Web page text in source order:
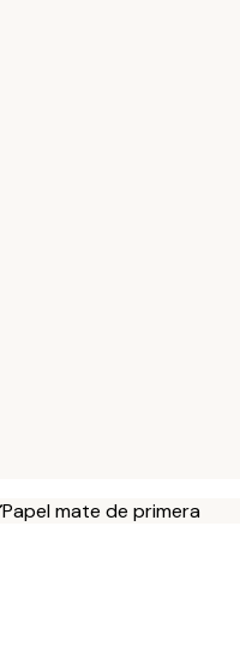
Papel mate de primera